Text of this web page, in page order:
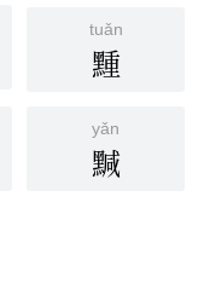
tuǎn
䵯
yǎn
黬